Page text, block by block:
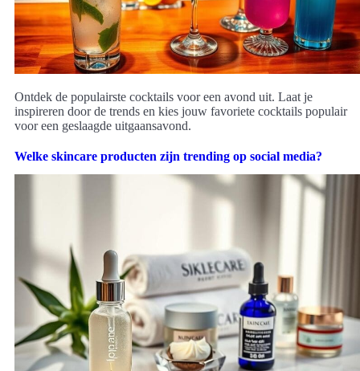
Ontdek de populairste cocktails voor een avond uit. Laat je
inspireren door de trends en kies jouw favoriete cocktails populair
voor een geslaagde uitgaansavond.
Welke skincare producten zijn trending op social media?